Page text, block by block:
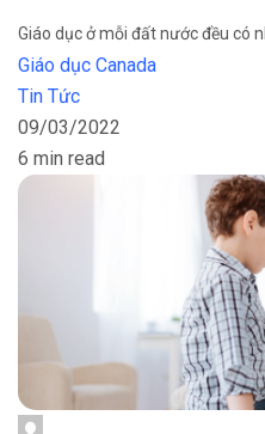
Giáo dục ở mỗi đất nước đều có
Giáo dục Canada
Tin Tức
09/03/2022
6 min read